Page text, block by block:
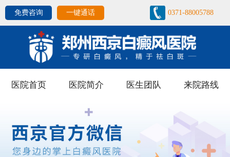
免费咨询 一键通话 0371-88005788
医院首页 医院简介 医生团队 来院路线